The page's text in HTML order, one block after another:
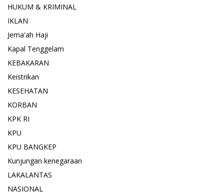
HUKUM & KRIMINAL
IKLAN
Jema'ah Haji
Kapal Tenggelam
KEBAKARAN
Keistrikan
KESEHATAN
KORBAN
KPK RI
KPU
KPU BANGKEP
Kunjungan kenegaraan
LAKALANTAS
NASIONAL